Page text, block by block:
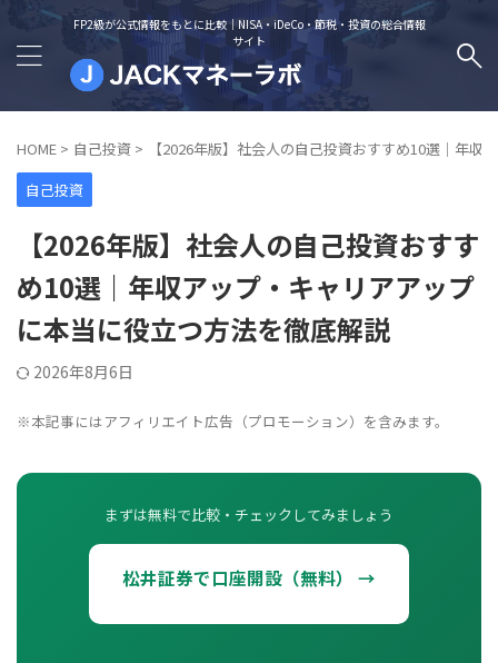
FP2級が公式情報をもとに比較｜NISA・iDeCo・節税・投資の総合情報
サイト
HOME > 自己投資 >
【2026年版】社会人の自己投資おすすめ10選｜年
自己投資
【2026年版】社会人の自己投資おすす
め10選｜年収アップ・キャリアアップ
に本当に役立つ方法を徹底解説
2026年8月6日
※本記事にはアフィリエイト広告（プロモーション）を含みます。
まずは無料で比較・チェックしてみましょう
松井証券で口座開設（無料） →